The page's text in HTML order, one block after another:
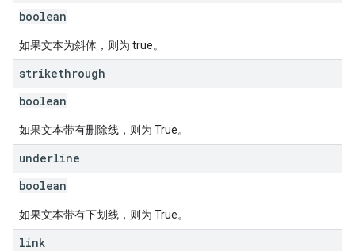
boolean
如果文本为斜体，则为 true。
strikethrough
boolean
如果文本带有删除线，则为 True。
underline
boolean
如果文本带有下划线，则为 True。
link